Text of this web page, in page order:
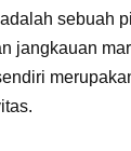
sebuah
jangkauan